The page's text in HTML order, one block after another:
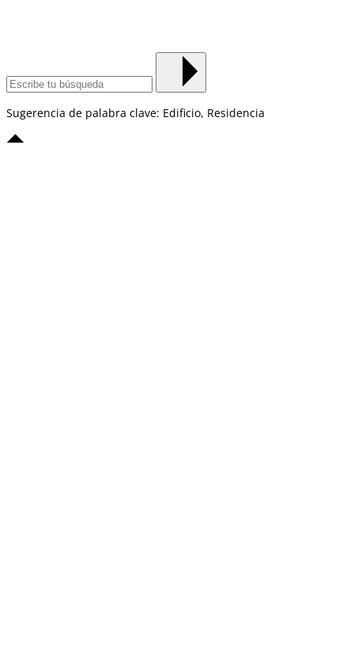
Sugerencia de palabra clave: Edificio, Residencia